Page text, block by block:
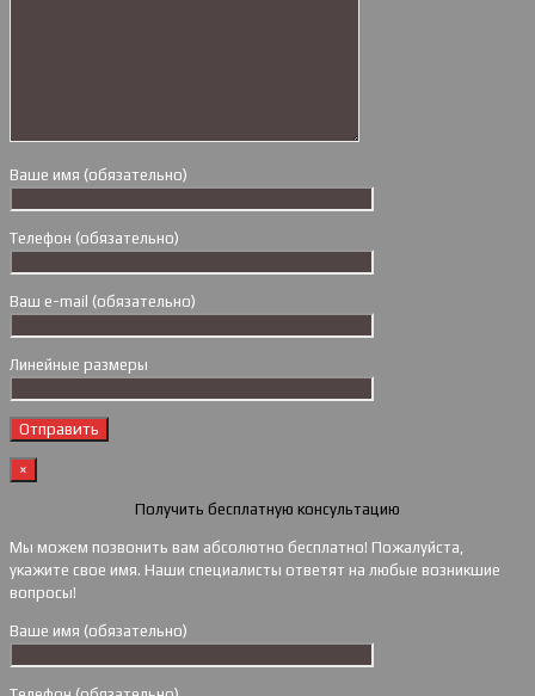
Ваше имя (обязательно)
Телефон (обязательно)
Ваш e-mail (обязательно)
Линейные размеры
×
Получить бесплатную консультацию
Мы можем позвонить вам абсолютно бесплатно! Пожалуйста,
укажите свое имя. Наши специалисты ответят на любые возникшие
вопросы!
Ваше имя (обязательно)